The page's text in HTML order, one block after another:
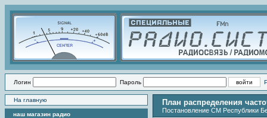
Логин Пароль
На главную
наш магазин радио
План распределения
Постановление СМ Республики